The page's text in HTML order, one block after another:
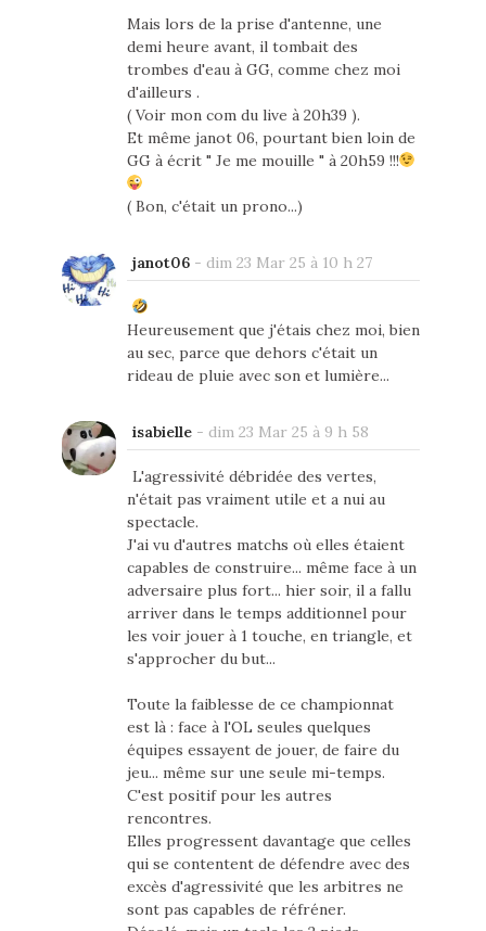
Mais lors de la prise d'antenne, une
demi heure avant, il tombait des
trombes d'eau à GG, comme chez moi
d'ailleurs .
( Voir mon com du live à 20h39 ).
Et même janot 06, pourtant bien loin de
GG à écrit " Je me mouille " à 20h59 !!!
( Bon, c'était un prono...)
janot06- dim 23 Mar 25 à 10 h 27
Heureusement que j'étais chez moi, bien
au sec, parce que dehors c'était un
rideau de pluie avec son et lumière...
isabielle- dim 23 Mar 25 à 9 h 58
L'agressivité débridée des vertes,
n'était pas vraiment utile et a nui au
spectacle.
J'ai vu d'autres matchs où elles étaient
capables de construire... même face à un
adversaire plus fort... hier soir, il a fallu
arriver dans le temps additionnel pour
les voir jouer à 1 touche, en triangle, et
s'approcher du but...
Toute la faiblesse de ce championnat
est là : face à l'OL seules quelques
équipes essayent de jouer, de faire du
jeu... même sur une seule mi-temps.
C'est positif pour les autres
rencontres.
Elles progressent davantage que celles
qui se contentent de défendre avec des
excès d'agressivité que les arbitres ne
sont pas capables de réfréner.